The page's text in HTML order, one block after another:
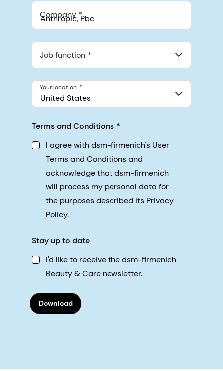
Company
548 Market St Pmb 90375, San Francisco, California, US
Job function
United States
Your location
Terms and Conditions
I agree with dsm-firmenich's User
Terms and Conditions and
acknowledge that dsm-firmenich
will process my personal data for
the purposes described its Privacy
Policy.
Stay up to date
I'd like to receive the dsm-firmenich
Beauty & Care newsletter.
Download